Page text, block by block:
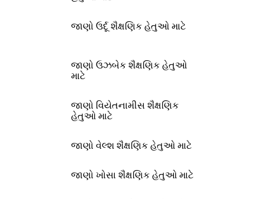
જાણો ઉર્દૂ શૈક્ષણિક હેતુઓ માટે
જાણો ઉઝબેક શૈક્ષણિક હેતુઓ
માટે
જાણો વિયેતનામીસ શૈક્ષણિક
હેતુઓ માટે
જાણો વેલ્શ શૈક્ષણિક હેતુઓ માટે
જાણો ખોસા શૈક્ષણિક હેતુઓ માટે